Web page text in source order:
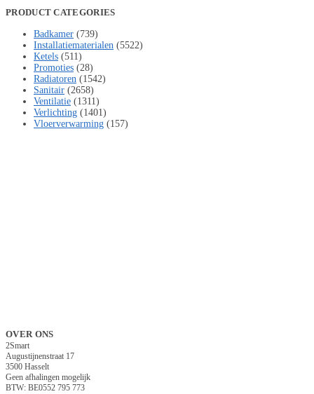
PRODUCT CATEGORIES
Badkamer (739)
Installatiematerialen (5522)
Ketels (511)
Promoties (28)
Radiatoren (1542)
Sanitair (2658)
Ventilatie (1311)
Verlichting (1401)
Vloerverwarming (157)
OVER ONS
2Smart
Augustijnenstraat 17
3500 Hasselt
Geen afhalingen mogelijk
BTW: BE0552 795 773